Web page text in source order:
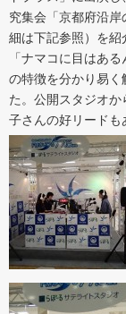
究集会「京都府沿
細は下記参照）を紹
「ナマコに目はあ
の特徴を分かり易く
た。公開スタジオ
子さんの好リードも